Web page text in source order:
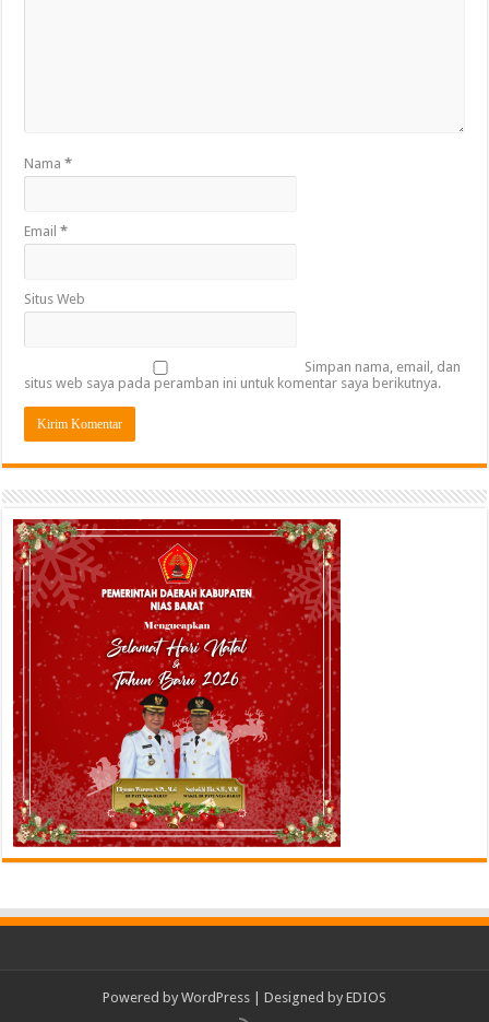
Nama*
Email*
Situs Web
Simpan nama, email, dan
situs web saya pada peramban ini untuk komentar saya berikutnya.
Powered by WordPress | Designed by EDIOS